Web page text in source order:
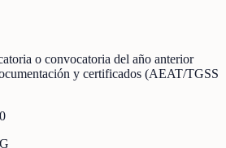
o convocatoria del año anterior
y certificados (AEAT/TGSS